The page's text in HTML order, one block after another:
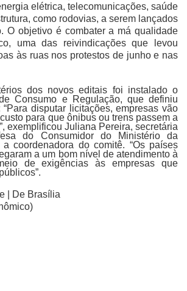
elétrica, telecomunicações, saúde
como rodovias, a serem lançados
O objetivo é combater a má qualidade
uma das reivindicações que levou
às ruas nos protestos de junho e nas
dos novos editais foi instalado o
Consumo e Regulação, que definiu
disputar licitações, empresas vão
para que ônibus ou trens passem a
exemplificou Juliana Pereira, secretária
do Consumidor do Ministério da
coordenadora do comitê. “Os países
a um bom nível de atendimento à
de exigências às empresas que
| De Brasília